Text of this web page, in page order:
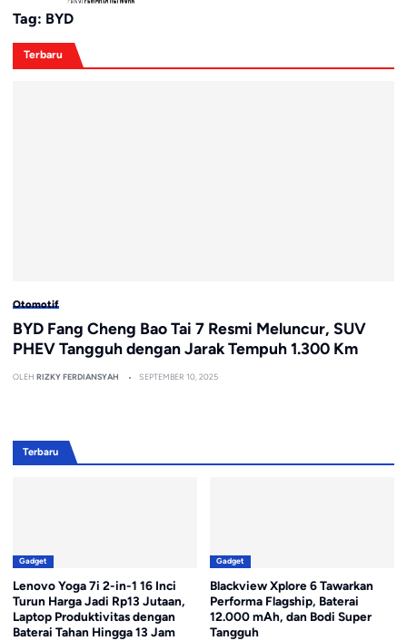
Tag: BYD
Terbaru
Otomotif
BYD Fang Cheng Bao Tai 7 Resmi Meluncur, SUV
PHEV Tangguh dengan Jarak Tempuh 1.300 Km
OLEH RIZKY FERDIANSYAH SEPTEMBER 10, 2025
Terbaru
Gadget
Lenovo Yoga 7i 2-in-1 16 Inci
Turun Harga Jadi Rp13 Jutaan,
Laptop Produktivitas dengan
Baterai Tahan Hingga 13 Jam
Gadget
Blackview Xplore 6 Tawarkan
Performa Flagship, Baterai
12.000 mAh, dan Bodi Super
Tangguh